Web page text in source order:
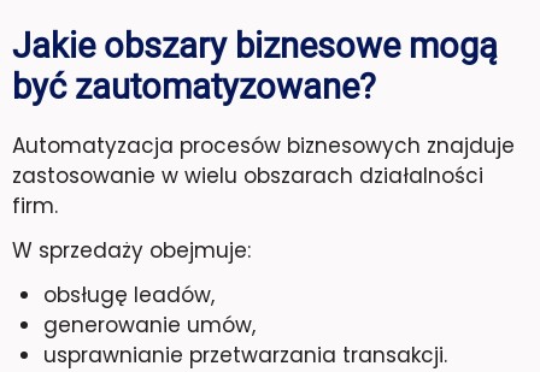
Jakie obszary biznesowe mogą
być zautomatyzowane?
Automatyzacja procesów biznesowych znajduje
zastosowanie w wielu obszarach działalności
firm.
W sprzedaży obejmuje:
obsługę leadów,
generowanie umów,
usprawnianie przetwarzania transakcji.